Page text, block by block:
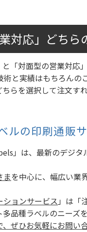
対応」どちら
「対面型の営業対応
と実績はもちろん
らを選択して注文す
ルの印刷通販
」は、最新のデジタ
まを中心に、幅広い業
ションサービス 」は「
品種ラベルのニーズを
ぜひお気軽にお問い